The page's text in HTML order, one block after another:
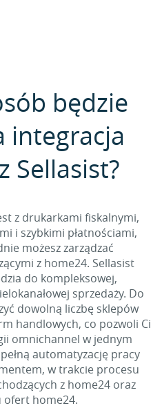
będzie
integracja
Sellasist?
z drukarkami fiskalnymi,
i szybkimi płatnościami,
możesz zarządzać
z home24. Sellasist
do kompleksowej,
sprzedaży. Do
dowolną liczbę sklepów
handlowych, co pozwoli Ci
omnichannel w jednym
automatyzację pracy
w trakcie procesu
z home24 oraz
ofert home24.